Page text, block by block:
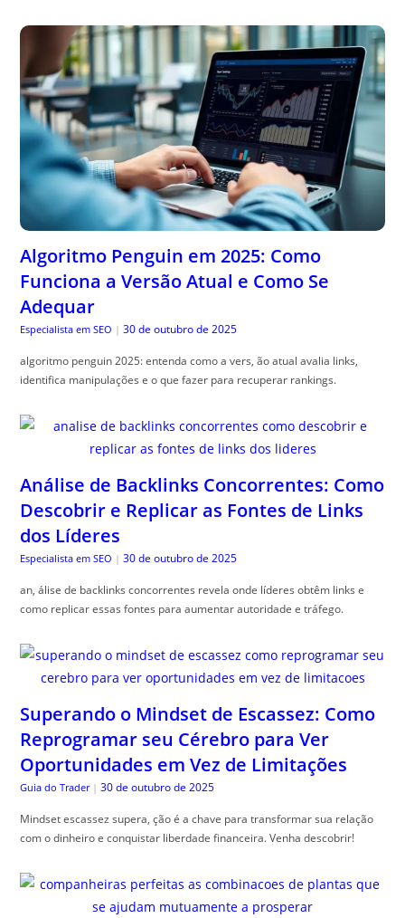
Algoritmo Penguin em 2025: Como
Funciona a Versão Atual e Como Se
Adequar
Especialista em SEO | 30 de outubro de 2025
algoritmo penguin 2025: entenda como a vers, ão atual avalia links,
identifica manipulações e o que fazer para recuperar rankings.
Análise de Backlinks Concorrentes: Como
Descobrir e Replicar as Fontes de Links
dos Líderes
Especialista em SEO | 30 de outubro de 2025
an, álise de backlinks concorrentes revela onde líderes obtêm links e
como replicar essas fontes para aumentar autoridade e tráfego.
Superando o Mindset de Escassez: Como
Reprogramar seu Cérebro para Ver
Oportunidades em Vez de Limitações
Guia do Trader | 30 de outubro de 2025
Mindset escassez supera, ção é a chave para transformar sua relação
com o dinheiro e conquistar liberdade financeira. Venha descobrir!